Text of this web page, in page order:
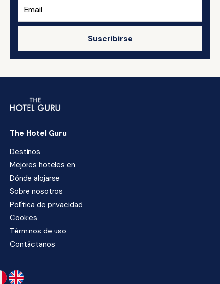
Suscribirse
The Hotel Guru
Destinos
Mejores hoteles en
Dónde alojarse
Sobre nosotros
Política de privacidad
Cookies
Términos de uso
Contáctanos